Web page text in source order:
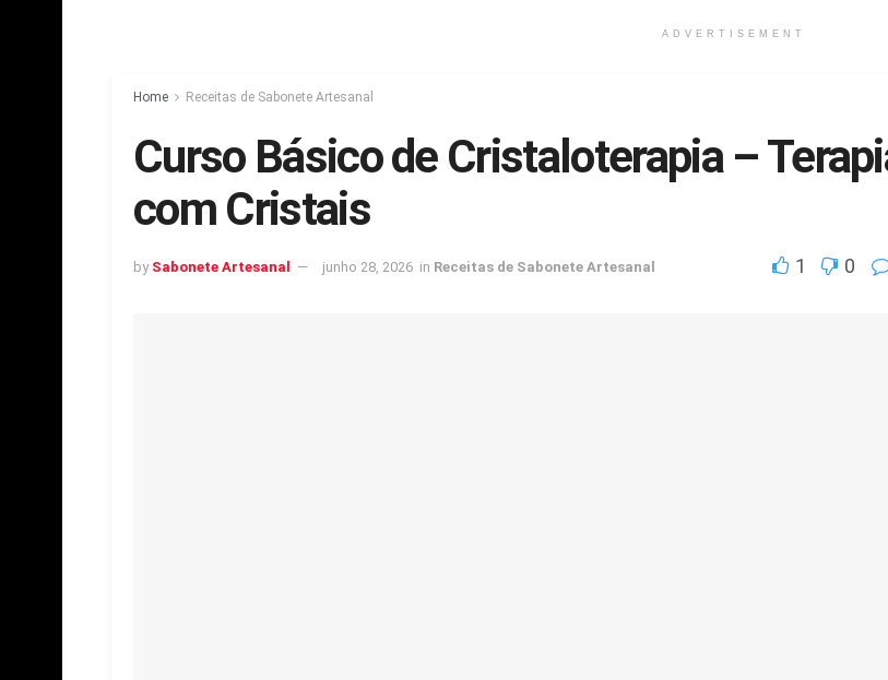
ADVERTISEMENT
Home Receitas de Sabonete Artesanal
Curso Básico de Cristaloterapia –
com Cristais
by Sabonete Artesanal junho 28, 2026 in Receitas de Sabonete Artesanal 1 0